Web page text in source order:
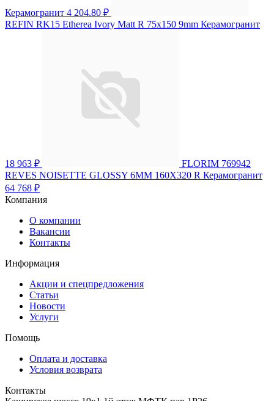
Керамогранит 4 204.80 ₽
REFIN RK15 Etherea Ivory Matt R 75x150 9mm Керамогранит
18 963 ₽
FLORIM 769942
REVES NOISETTE GLOSSY 6MM 160X320 R Керамогранит
64 768 ₽
Компания
О компании
Вакансии
Контакты
Информация
Акции и спецпредложения
Статьи
Новости
Услуги
Помощь
Оплата и доставка
Условия возврата
Контакты